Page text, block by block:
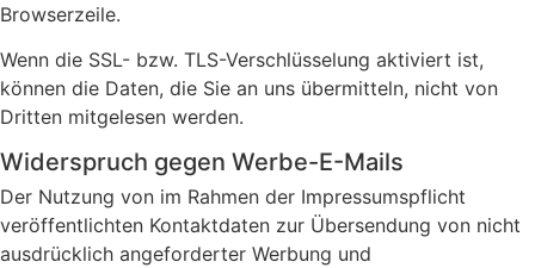
Browserzeile.
Wenn die SSL- bzw. TLS-Verschlüsselung aktiviert ist,
können die Daten, die Sie an uns übermitteln, nicht von
Dritten mitgelesen werden.
Widerspruch gegen Werbe-E-Mails
Der Nutzung von im Rahmen der Impressumspflicht
veröffentlichten Kontaktdaten zur Übersendung von nicht
ausdrücklich angeforderter Werbung und